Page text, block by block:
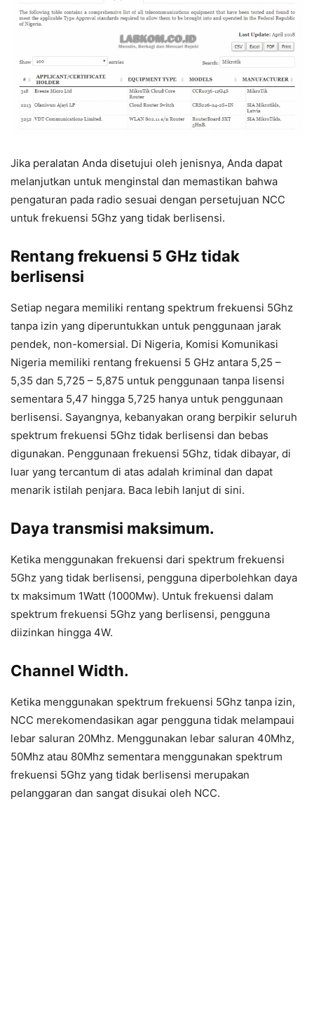
Jika peralatan Anda disetujui oleh jenisnya, Anda dapat
melanjutkan untuk menginstal dan memastikan bahwa
pengaturan pada radio sesuai dengan persetujuan NCC
untuk frekuensi 5Ghz yang tidak berlisensi.
Rentang frekuensi 5 GHz tidak
berlisensi
Setiap negara memiliki rentang spektrum frekuensi 5Ghz
tanpa izin yang diperuntukkan untuk penggunaan jarak
pendek, non-komersial. Di Nigeria, Komisi Komunikasi
Nigeria memiliki rentang frekuensi 5 GHz antara 5,25 –
5,35 dan 5,725 – 5,875 untuk penggunaan tanpa lisensi
sementara 5,47 hingga 5,725 hanya untuk penggunaan
berlisensi. Sayangnya, kebanyakan orang berpikir seluruh
spektrum frekuensi 5Ghz tidak berlisensi dan bebas
digunakan. Penggunaan frekuensi 5Ghz, tidak dibayar, di
luar yang tercantum di atas adalah kriminal dan dapat
menarik istilah penjara. Baca lebih lanjut di sini.
Daya transmisi maksimum.
Ketika menggunakan frekuensi dari spektrum frekuensi
5Ghz yang tidak berlisensi, pengguna diperbolehkan daya
tx maksimum 1Watt (1000Mw). Untuk frekuensi dalam
spektrum frekuensi 5Ghz yang berlisensi, pengguna
diizinkan hingga 4W.
Channel Width.
Ketika menggunakan spektrum frekuensi 5Ghz tanpa izin,
NCC merekomendasikan agar pengguna tidak melampaui
lebar saluran 20Mhz. Menggunakan lebar saluran 40Mhz,
50Mhz atau 80Mhz sementara menggunakan spektrum
frekuensi 5Ghz yang tidak berlisensi merupakan
pelanggaran dan sangat disukai oleh NCC.